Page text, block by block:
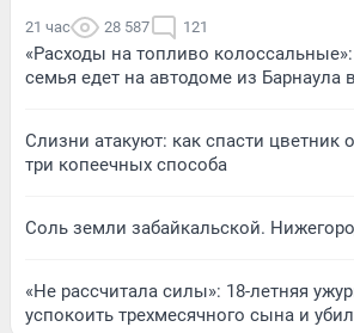
21 час 28 587 121
«Расходы на топливо
семья едет на автодоме из Барнаула
Слизни атакуют: как спасти цветник
три копеечных способа
Соль земли забайкальской.
«Не рассчитала силы»: 18-летняя
успокоить трехмесячного сына и